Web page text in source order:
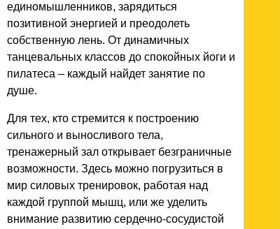
единомышленников, зарядиться
позитивной энергией и преодолеть
собственную лень. От динамичных
танцевальных классов до спокойных йоги и
пилатеса – каждый найдет занятие по
душе.
Для тех, кто стремится к построению
сильного и выносливого тела,
тренажерный зал открывает безграничные
возможности. Здесь можно погрузиться в
мир силовых тренировок, работая над
каждой группой мышц, или же уделить
внимание развитию сердечно-сосудистой